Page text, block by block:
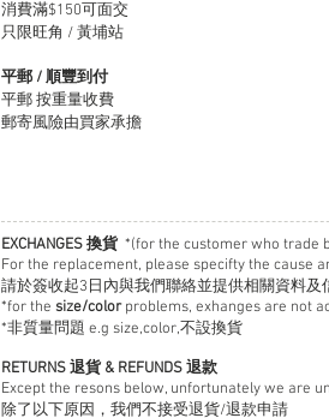
消費滿$150可面交
只限旺角 / 黃埔站
平郵 / 順豐到付
平郵 按重量收費
郵寄風險由買家承擔
EXCHANGES 換貨 *(for the customer who trade
For the replacement, please specifty the cause
請於簽收起3日內與我們聯絡並提供相關資料
*for the size/colorproblems, exhanges are not
*非質量問題 e.g size,color,不設換貨
RETURNS 退貨 & REFUNDS 退款
Except the resons below, unfortunately we are
除了以下原因，我們不接受退貨/退款申請